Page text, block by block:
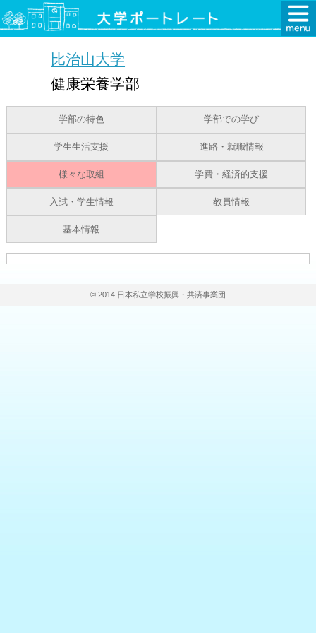
比治山大学
健康栄養学部
学部の特色 学部での学び
学生生活支援 進路・就職情報
様々な取組 学費・経済的支援
入試・学生情報 教員情報
基本情報
© 2014 日本私立学校振興・共済事業団